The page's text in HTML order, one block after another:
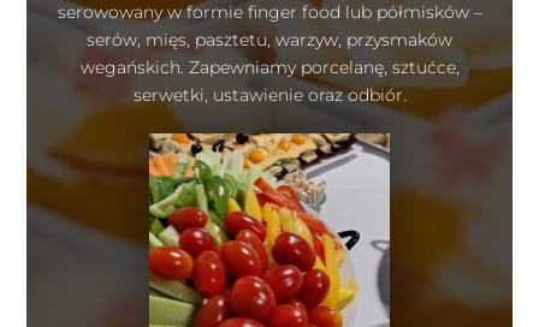
serowowany w formie finger food lub półmisków –
serów, mięs, pasztetu, warzyw, przysmaków
wegańskich. Zapewniamy porcelanę, sztućce,
serwetki, ustawienie oraz odbiór.